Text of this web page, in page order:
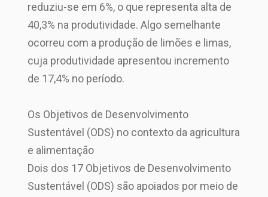
reduziu-se em 6%, o que representa alta de
40,3% na produtividade. Algo semelhante
ocorreu com a produção de limões e limas,
cuja produtividade apresentou incremento
de 17,4% no período.
Os Objetivos de Desenvolvimento
Sustentável (ODS) no contexto da agricultura
e alimentação
Dois dos 17 Objetivos de Desenvolvimento
Sustentável (ODS) são apoiados por meio de